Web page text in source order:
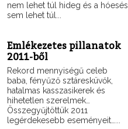
nem lehet túl hideg és a hóesés
sem lehet túl...
Emlékezetes pillanatok
2011-ből
Rekord mennyiségű celeb
baba, fényűző sztáresküvők,
hatalmas kasszasikerek és
hihetetlen szerelmek…
Összegyűjtöttük 2011
legérdekesebb eseményeit…...